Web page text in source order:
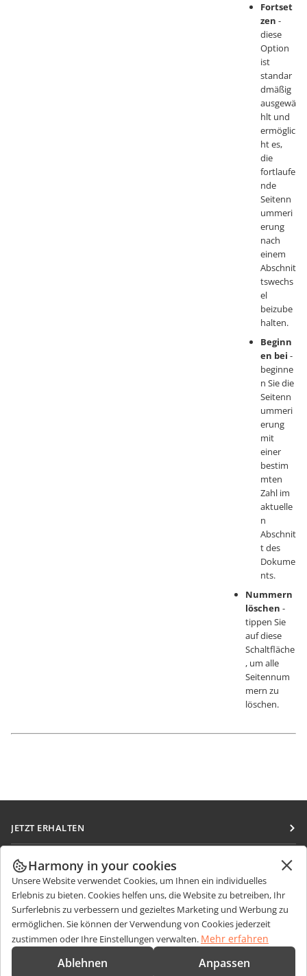
Fortset
zen -
diese
Option
ist
standar
dmäßig
ausgewä
hlt und
ermöglic
ht es,
die
fortlaufe
nde
Seitenn
ummeri
erung
nach
einem
Abschnit
tswechs
el
beizube
halten.
Beginn
en bei -
beginne
n Sie die
Seitenn
ummeri
erung
mit
einer
bestim
mten
Zahl im
aktuelle
n
Abschnit
t des
Dokume
nts.
Nummern
löschen -
tippen Sie
auf diese
Schaltfläche
, um alle
Seitennum
mern zu
löschen.
JETZT ERHALTEN
Docs
DocSpace
Workspace
Integrations-Apps
Desktop-Apps
Mobile Apps
ZUSAMMENARBEITEN
Für Mitwirkende
Für Übersetzer
Für Influencer
Stellenangebote
NACHRICHTEN ERHALTEN
Blog
HILFE ERHALTEN
Forum
Harmony in your cookies
Unsere Website verwendet Cookies, um Ihnen ein individuelles
Erlebnis zu bieten. Cookies helfen uns, die Website zu betreiben, Ihr
Surferlebnis zu verbessern und gezieltes Marketing und Werbung zu
ermöglichen. Sie können der Verwendung von Cookies jederzeit
zustimmen oder Ihre Einstellungen verwalten. Mehr erfahren
Ablehnen Anpassen